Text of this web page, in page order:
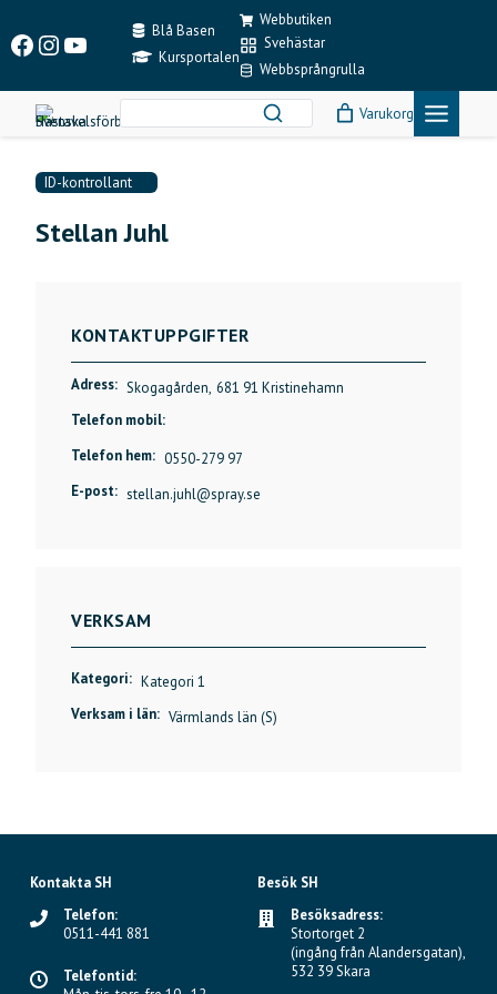
content
Facebook
Instagram
YouTubeBlå Basen
Kursportalen
Webbutiken
Svehästar
Webbsprångrulla
Varukorg
ID-kontrollant
Stellan Juhl
KONTAKTUPPGIFTER
Adress: Skogagården, 681 91 Kristinehamn
Telefon mobil:
Telefon hem: 0550-279 97
E-post: stellan.juhl@spray.se
VERKSAM
Kategori: Kategori 1
Verksam i län: Värmlands län (S)
Kontakta SH
Telefon:
0511-441 881
Telefontid:
Besök SH
Besöksadress:
Stortorget 2
(ingång från Alandersgatan),
532 39 Skara